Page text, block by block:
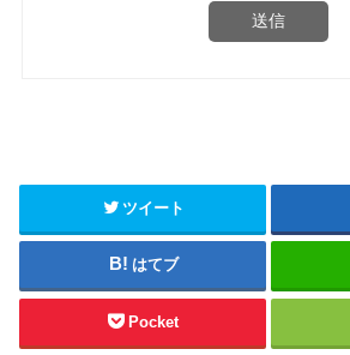
送信
ツイート
はてブ
Pocket